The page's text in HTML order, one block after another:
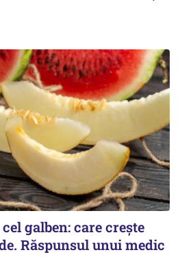
galben: care crește
Răspunsul unui medic